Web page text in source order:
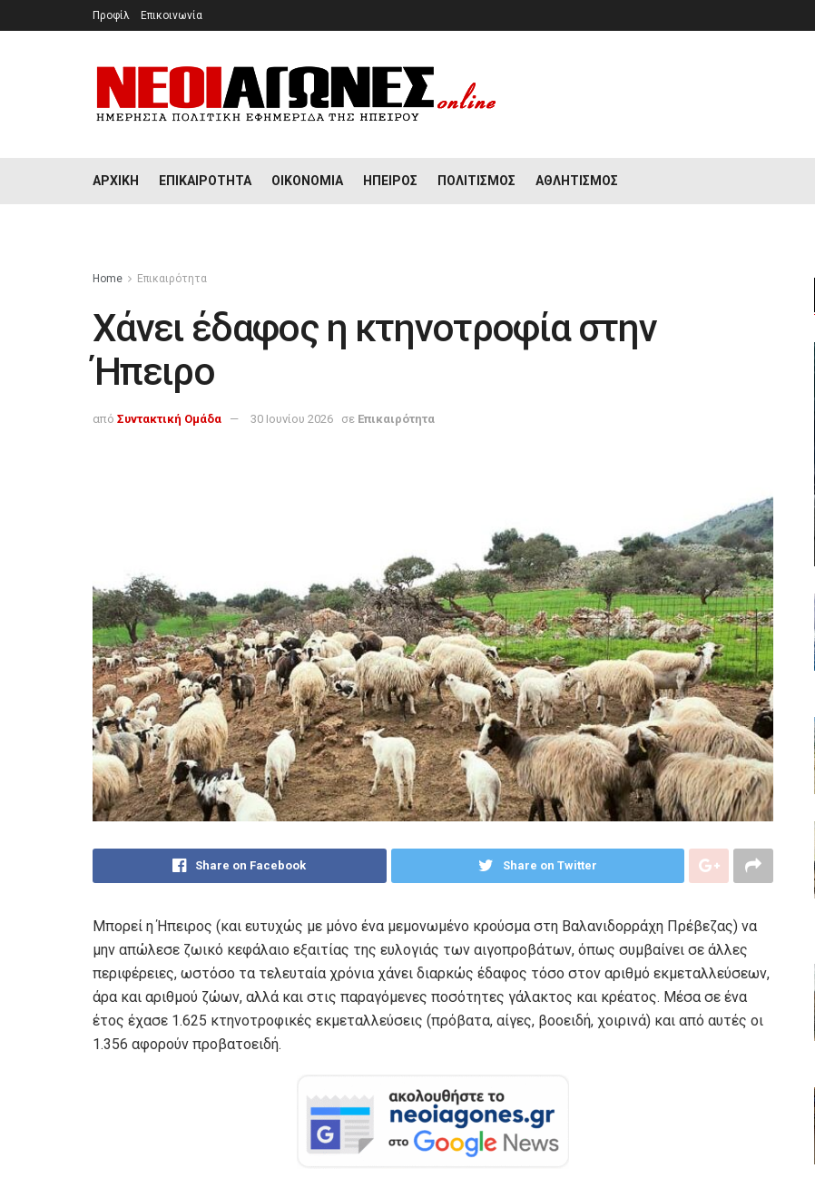
Προφίλ Επικοινωνία
ΑΡΧΙΚΉ ΕΠΙΚΑΙΡΌΤΗΤΑ ΟΙΚΟΝΟΜΊΑ ΉΠΕΙΡΟΣ ΠΟΛΙΤΙΣΜΌΣ ΑΘΛΗΤΙΣΜΌΣ
Home Επικαιρότητα
Χάνει έδαφος η κτηνοτροφία στην
Ήπειρο
από Συντακτική Ομάδα 30 Ιουνίου 2026 σε Επικαιρότητα
Share on Facebook Share on Twitter
Μπορεί η Ήπειρος (και ευτυχώς με μόνο ένα μεμονωμένο κρούσμα στη Βαλανιδορράχη Πρέβεζας) να
μην απώλεσε ζωικό κεφάλαιο εξαιτίας της ευλογιάς των αιγοπροβάτων, όπως συμβαίνει σε άλλες
περιφέρειες, ωστόσο τα τελευταία χρόνια χάνει διαρκώς έδαφος τόσο στον αριθμό εκμεταλλεύσεων,
άρα και αριθμού ζώων, αλλά και στις παραγόμενες ποσότητες γάλακτος και κρέατος. Μέσα σε ένα
έτος έχασε 1.625 κτηνοτροφικές εκμεταλλεύσεις (πρόβατα, αίγες, βοοειδή, χοιρινά) και από αυτές οι
1.356 αφορούν προβατοειδή.